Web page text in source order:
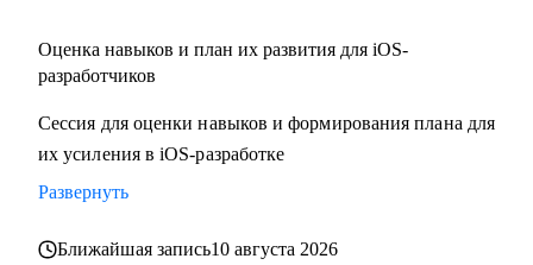
как их применять
Кому могу помочь:
• Juinior и Middle мобильным разработчикам (iOS, Android)
• Любым IT-специалистам, кто хочет перейти на
• IT-лидам, кто недавно стал руководителем, и Project-
Оценка навыков и план их развития для iOS-
разработчиков
Сессия для оценки навыков и формирования плана для
их усиления в iOS-разработке
Развернуть
Ближайшая запись10 августа 2026